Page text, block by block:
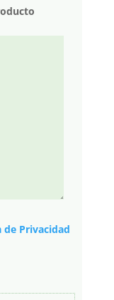
de Privacidad